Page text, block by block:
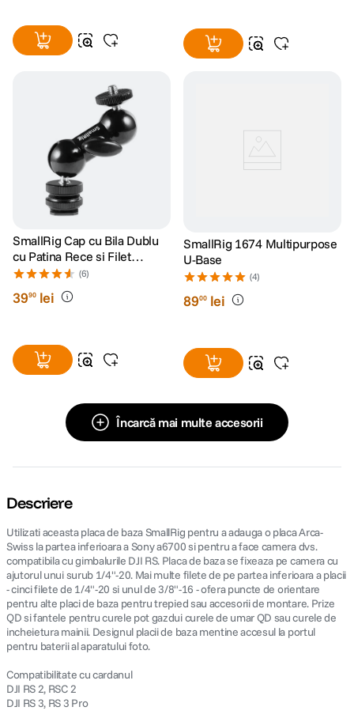
SmallRig Cap cu Bila Dublu
cu Patina Rece si Filet
1/4"-20
(6)
3990 lei
SmallRig 1674 Multipurpose
U-Base
(4)
8900 lei
Încarcă mai multe accesorii
Descriere
Utilizati aceasta placa de baza SmallRig pentru a adauga o placa Arca-
Swiss la partea inferioara a Sony a6700 si pentru a face camera dvs.
compatibila cu gimbalurile DJI RS. Placa de baza se fixeaza pe camera cu
ajutorul unui surub 1/4"-20. Mai multe filete de pe partea inferioara a placii
- cinci filete de 1/4"-20 si unul de 3/8"-16 - ofera puncte de orientare
pentru alte placi de baza pentru trepied sau accesorii de montare. Prize
QD si fantele pentru curele pot gazdui curele de umar QD sau curele de
incheietura mainii. Designul placii de baza mentine accesul la portul
pentru baterii al aparatului foto.
Compatibilitate cu cardanul
DJI RS 2, RSC 2
DJI RS 3, RS 3 Pro